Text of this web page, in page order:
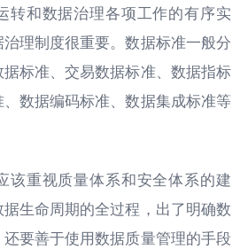
转和数据治理各项⼯作的有序实
理制度很重要。数据标准⼀般分
标准、交易数据标准、数据指标
数据编码标准、数据集成标准等
该重视质量体系和安全体系的建
⽣命周期的全过程，出了明确数
要善于使⽤数据质量管理的⼿段